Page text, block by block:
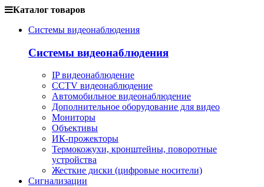
Каталог товаров
Системы видеонаблюдения
Системы видеонаблюдения
IP видеонаблюдение
CCTV видеонаблюдение
Автомобильное видеонаблюдение
Дополнительное оборудование для видео
Мониторы
Объективы
ИК-прожекторы
Термокожухи, кронштейны, поворотные
устройства
Жесткие диски (цифровые носители)
Сигнализации